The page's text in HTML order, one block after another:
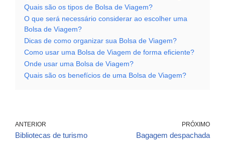
Quais são os tipos de Bolsa de Viagem?
O que será necessário considerar ao escolher uma
Bolsa de Viagem?
Dicas de como organizar sua Bolsa de Viagem?
Como usar uma Bolsa de Viagem de forma eficiente?
Onde usar uma Bolsa de Viagem?
Quais são os benefícios de uma Bolsa de Viagem?
ANTERIOR
Bibliotecas de turismo
PRÓXIMO
Bagagem despachada